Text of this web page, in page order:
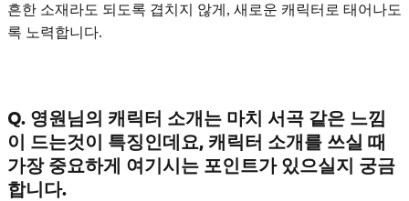
흔한 소재라도 되도록 겹치지 않게, 새로운 캐릭터로 태어나도
록 노력합니다.
Q. 영원님의 캐릭터 소개는 마치 서곡 같은 느낌
이 드는것이 특징인데요, 캐릭터 소개를 쓰실 때
가장 중요하게 여기시는 포인트가 있으실지 궁금
합니다.